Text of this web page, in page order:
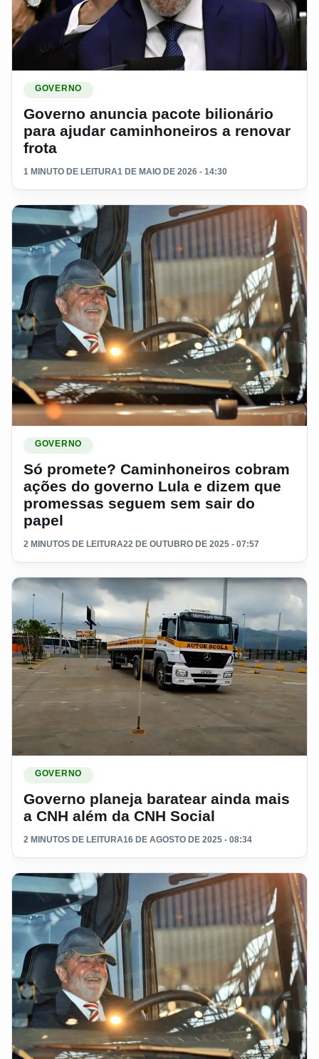
GOVERNO
Governo anuncia pacote bilionário
para ajudar caminhoneiros a renovar
frota
1 MINUTO DE LEITURA1 DE MAIO DE 2026 - 14:30
GOVERNO
Só promete? Caminhoneiros cobram
ações do governo Lula e dizem que
promessas seguem sem sair do
papel
2 MINUTOS DE LEITURA22 DE OUTUBRO DE 2025 - 07:57
GOVERNO
Governo planeja baratear ainda mais
a CNH além da CNH Social
2 MINUTOS DE LEITURA16 DE AGOSTO DE 2025 - 08:34